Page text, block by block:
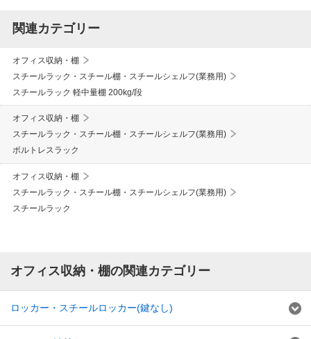
関連カテゴリー
オフィス収納・棚
スチールラック・スチール棚・スチールシェルフ(業務用)
スチールラック 軽中量棚 200kg/段
オフィス収納・棚
スチールラック・スチール棚・スチールシェルフ(業務用)
ボルトレスラック
オフィス収納・棚
スチールラック・スチール棚・スチールシェルフ(業務用)
スチールラック
オフィス収納・棚の関連カテゴリー
ロッカー・スチールロッカー(鍵なし)